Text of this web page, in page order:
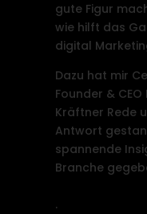
gute Figur
wie hilft das
digital
Dazu hat mir
Founder &
Kräftner Rede
Antwort
spannende
Branche
.